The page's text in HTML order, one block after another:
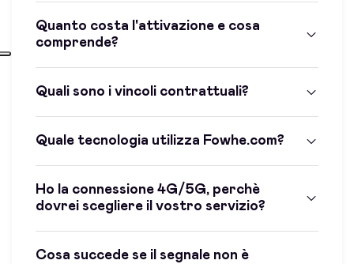
Quanto costa l'attivazione e cosa
comprende?
Quali sono i vincoli contrattuali?
Quale tecnologia utilizza Fowhe.com?
Ho la connessione 4G/5G, perchè
dovrei scegliere il vostro servizio?
Cosa succede se il segnale non è